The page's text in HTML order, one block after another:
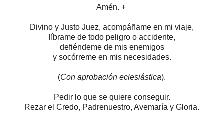
Amén. +
Divino y Justo Juez, acompáñame en mi viaje,
líbrame de todo peligro o accidente,
defiéndeme de mis enemigos
y socórreme en mis necesidades.
(Con aprobación eclesiástica).
Pedir lo que se quiere conseguir.
Rezar el Credo, Padrenuestro, Avemaría y Gloria.